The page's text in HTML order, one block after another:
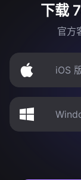
下载
官方
iOS